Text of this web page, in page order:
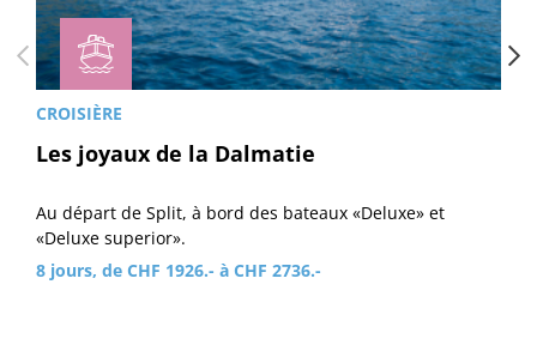
CROISIÈRE
Les joyaux de la Dalmatie
Au départ de Split, à bord des bateaux «Deluxe» et
«Deluxe superior».
8 jours, de CHF 1926.- à CHF 2736.-